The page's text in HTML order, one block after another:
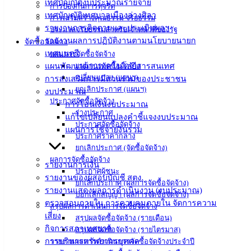
การป้องกันการทุจริต
การเสริมสร้างคุณธรรม จริยธรรม
ประมวลจริยธรรมสำหรับเจ้าหน้าที่ของรัฐ
จัดซื้อจัดจ้าง
แผนการจัดซื้อจัดจ้าง
แผนการจัดซื้อจัดจ้าง
เปลี่ยนแปลง (แผนฯ)
ยกเลิกประกาศ (แผนฯ)
ประกาศจัดซื้อจัดจ้าง
ร่างประกาศ
ประกาศจัดซื้อจัดจ้าง
ประกาศราคากลาง
ยกเลิกประกาศ (จัดซื้อจัดจ้าง)
ผลการจัดซื้อจัดจ้าง
ประกาศผู้ชนะ
ยกเลิกประกาศ (ผลการจัดซื้อจัดจ้าง)
บอกเลิกสัญญา (ผลการจัดซื้อจัดจ้าง)
สรุปผลการดำเนินการจัดซื้อจัดจ้าง
สรุปผลจัดซื้อจัดจ้าง (รายเดือน)
สรุปผลจัดซื้อจัดจ้าง (รายไตรมาส)
รายงานผลการดำเนินการจัดซื้อจัดจ้างประจำปี
เทศบัญญัติงบประมาณรายจ่าย
เทศบัญญัติเทศบาลเมืองอ่างศิลา
รายงานการติดตามและประเมินผลฯ
รายงานผลการปฏิบัติงานตามนโยบายนายก
เทศมนตรี
แผนพัฒนาด้านเทคโนโลยีสารสนเทศ
การส่งเสริมการมีส่วนร่วมของประชาชน
งบประมาณ
การโอนเงินงบประมาณ
แก้ไขเปลี่ยนแปลงคำชี้แจงงบประมาณ
แผนการใช้จ่ายงินรวม
รายงานการเงิน
รายงานของผู้สอบบัญชี สตง.
รายงานแสดงผลการดำเนินงาน (งบประมาณ)
ตรวจสอบภายใน การควบคุมภายใน จัดการความ
เสี่ยง
กิจการสภาเทศบาล
การบริหารทรัพยากรบุคคล
อิเล็กทรอนิกส์
องค์
ความรู้
(Knowledge
Management)
ติดต่อ
เทศบาล
เทศบาล
ผู้บริหาร
และ
หัวหน้า
ราชการ
สภา